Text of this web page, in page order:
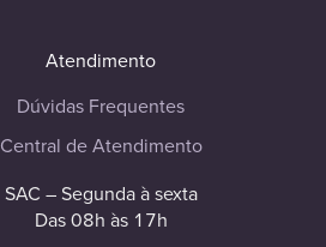
Atendimento
Dúvidas Frequentes
Central de Atendimento
SAC – Segunda à sexta
Das 08h às 17h